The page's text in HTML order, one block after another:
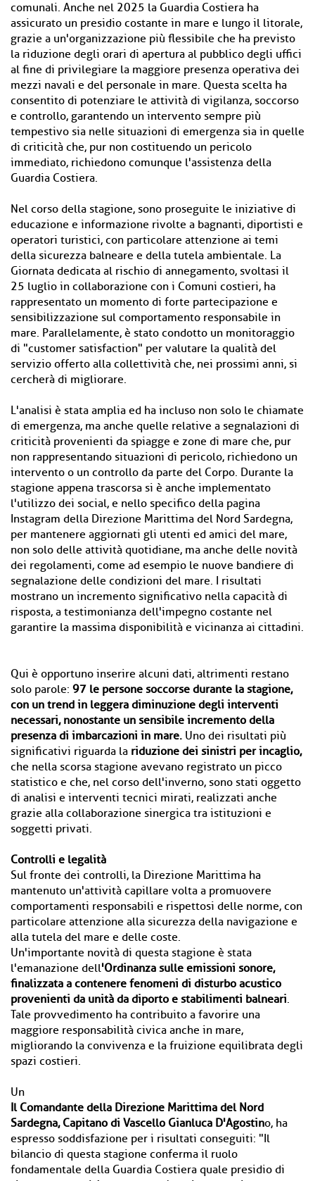
comunali. Anche nel 2025 la Guardia Costiera ha
assicurato un presidio costante in mare e lungo il litorale,
grazie a un'organizzazione più flessibile che ha previsto
la riduzione degli orari di apertura al pubblico degli uffici
al fine di privilegiare la maggiore presenza operativa dei
mezzi navali e del personale in mare. Questa scelta ha
consentito di potenziare le attività di vigilanza, soccorso
e controllo, garantendo un intervento sempre più
tempestivo sia nelle situazioni di emergenza sia in quelle
di criticità che, pur non costituendo un pericolo
immediato, richiedono comunque l'assistenza della
Guardia Costiera.
Nel corso della stagione, sono proseguite le iniziative di
educazione e informazione rivolte a bagnanti, diportisti e
operatori turistici, con particolare attenzione ai temi
della sicurezza balneare e della tutela ambientale. La
Giornata dedicata al rischio di annegamento, svoltasi il
25 luglio in collaborazione con i Comuni costieri, ha
rappresentato un momento di forte partecipazione e
sensibilizzazione sul comportamento responsabile in
mare. Parallelamente, è stato condotto un monitoraggio
di "customer satisfaction" per valutare la qualità del
servizio offerto alla collettività che, nei prossimi anni, si
cercherà di migliorare.
L'analisi è stata amplia ed ha incluso non solo le chiamate
di emergenza, ma anche quelle relative a segnalazioni di
criticità provenienti da spiagge e zone di mare che, pur
non rappresentando situazioni di pericolo, richiedono un
intervento o un controllo da parte del Corpo. Durante la
stagione appena trascorsa si è anche implementato
l'utilizzo dei social, e nello specifico della pagina
Instagram della Direzione Marittima del Nord Sardegna,
per mantenere aggiornati gli utenti ed amici del mare,
non solo delle attività quotidiane, ma anche delle novità
dei regolamenti, come ad esempio le nuove bandiere di
segnalazione delle condizioni del mare. I risultati
mostrano un incremento significativo nella capacità di
risposta, a testimonianza dell'impegno costante nel
garantire la massima disponibilità e vicinanza ai cittadini.
Qui è opportuno inserire alcuni dati, altrimenti restano
solo parole: 97 le persone soccorse durante la stagione,
con un trend in leggera diminuzione degli interventi
necessari, nonostante un sensibile incremento della
presenza di imbarcazioni in mare. Uno dei risultati più
significativi riguarda la riduzione dei sinistri per incaglio,
che nella scorsa stagione avevano registrato un picco
statistico e che, nel corso dell'inverno, sono stati oggetto
di analisi e interventi tecnici mirati, realizzati anche
grazie alla collaborazione sinergica tra istituzioni e
soggetti privati.
Controlli e legalità
Sul fronte dei controlli, la Direzione Marittima ha
mantenuto un'attività capillare volta a promuovere
comportamenti responsabili e rispettosi delle norme, con
particolare attenzione alla sicurezza della navigazione e
alla tutela del mare e delle coste.
Un'importante novità di questa stagione è stata
l'emanazione dell'Ordinanza sulle emissioni sonore,
finalizzata a contenere fenomeni di disturbo acustico
provenienti da unità da diporto e stabilimenti balneari.
Tale provvedimento ha contribuito a favorire una
maggiore responsabilità civica anche in mare,
migliorando la convivenza e la fruizione equilibrata degli
spazi costieri.
Un
Il Comandante della Direzione Marittima del Nord
Sardegna, Capitano di Vascello Gianluca D'Agostino, ha
espresso soddisfazione per i risultati conseguiti: "Il
bilancio di questa stagione conferma il ruolo
fondamentale della Guardia Costiera quale presidio di